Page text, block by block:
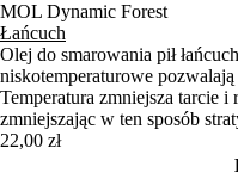
MOL Dynamic Forest
Łańcuch
Olej do smarowania pił
niskotemperaturowe
Temperatura zmniejsza tarcie i
zmniejszając w ten sposób
elementów.
22,00 zł